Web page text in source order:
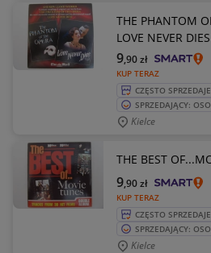
THE PHANTOM
LOVE NEVER
KUP TERAZ
9,90zł
CZĘSTO SPRZEDAJE
SPRZEDAJĄCY:
Kielce
THE BEST
KUP TERAZ
9,90zł
CZĘSTO SPRZEDAJE
SPRZEDAJĄCY:
Kielce